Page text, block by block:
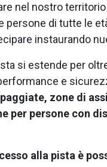
nel nostro territorio
persone di tutte le
instaurando
si estende per
e
zone di
per persone con
alla pista è